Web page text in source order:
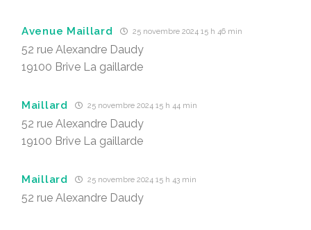
Avenue Maillard 25 novembre 2024 15 h 46 min
52 rue Alexandre Daudy
19100 Brive La gaillarde
Maillard 25 novembre 2024 15 h 44 min
52 rue Alexandre Daudy
19100 Brive La gaillarde
Maillard 25 novembre 2024 15 h 43 min
52 rue Alexandre Daudy